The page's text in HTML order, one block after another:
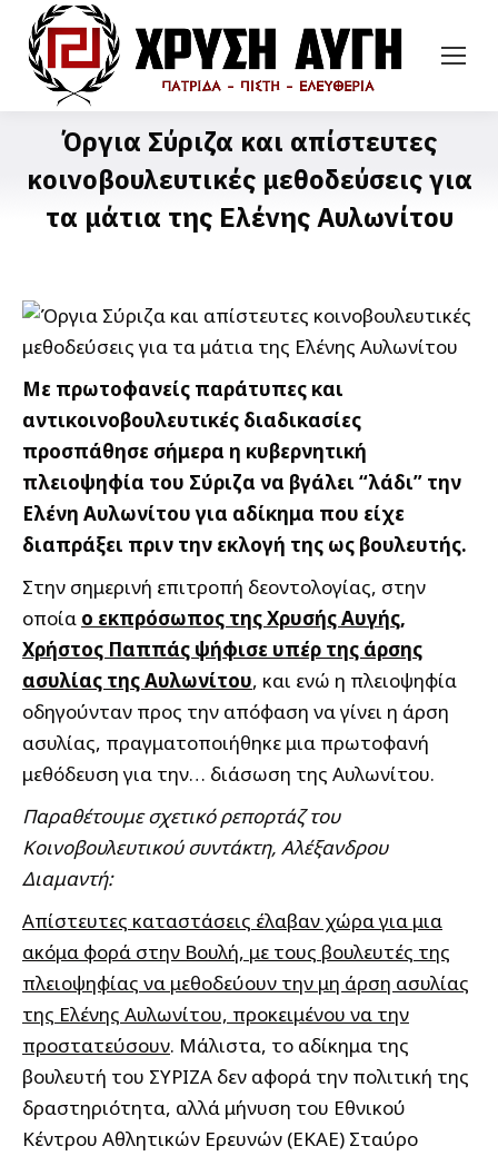
Όργια Σύριζα και απίστευτες
κοινοβουλευτικές μεθοδεύσεις για
τα μάτια της Ελένης Αυλωνίτου
Με πρωτοφανείς παράτυπες και
αντικοινοβουλευτικές διαδικασίες
προσπάθησε σήμερα η κυβερνητική
πλειοψηφία του Σύριζα να βγάλει “λάδι” την
Ελένη Αυλωνίτου για αδίκημα που είχε
διαπράξει πριν την εκλογή της ως βουλευτής.
Στην σημερινή επιτροπή δεοντολογίας, στην
οποία ο εκπρόσωπος της Χρυσής Αυγής,
Χρήστος Παππάς ψήφισε υπέρ της άρσης
ασυλίας της Αυλωνίτου, και ενώ η πλειοψηφία
οδηγούνταν προς την απόφαση να γίνει η άρση
ασυλίας, πραγματοποιήθηκε μια πρωτοφανή
μεθόδευση για την… διάσωση της Αυλωνίτου.
Παραθέτουμε σχετικό ρεπορτάζ του
Κοινοβουλευτικού συντάκτη, Αλέξανδρου
Διαμαντή:
Απίστευτες καταστάσεις έλαβαν χώρα για μια
ακόμα φορά στην Βουλή, με τους βουλευτές της
πλειοψηφίας να μεθοδεύουν την μη άρση ασυλίας
της Ελένης Αυλωνίτου, προκειμένου να την
προστατεύσουν. Μάλιστα, το αδίκημα της
βουλευτή του ΣΥΡΙΖΑ δεν αφορά την πολιτική της
δραστηριότητα, αλλά μήνυση του Εθνικού
Κέντρου Αθλητικών Ερευνών (ΕΚΑΕ) Σταύρο